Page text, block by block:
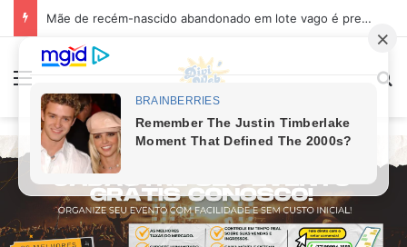
Mãe de recém-nascido abandonado em lote vago é presa em Sabará
Menu